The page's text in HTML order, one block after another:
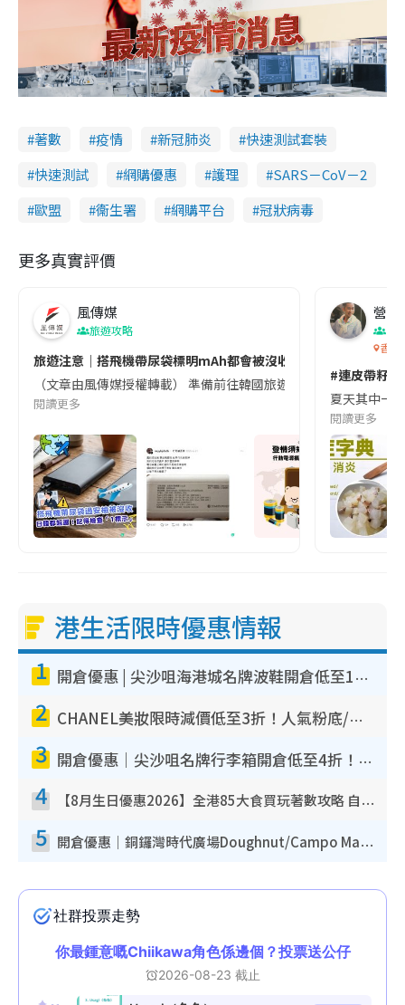
著數 疫情 新冠肺炎
快速測試套裝
快速測試
網購優惠 護理
SARS－CoV－2
歐盟
衞生署 網購平台 冠狀病毒
更多真實評價
風傳媒
旅遊攻略
旅遊注意｜搭飛機帶尿袋標明mAh都會被沒收😱出發前切記檢查
（文章由風傳媒授權轉載） 準備前往韓國旅遊的民眾，近期要
閱讀更多
營養
香港
#連皮帶籽
夏天其中一
閱讀更多
港生活限時優惠情報
1 開倉優惠 | 尖沙咀海港城名牌波鞋開倉低至1折！On鞋$899起／Joy&Peace鞋履$98起
2 CHANEL美妝限時減價低至3折！人氣粉底/唇膏/精華液低至$275！COCO香水都有平
3 開倉優惠｜尖沙咀名牌行李箱開倉低至4折！一連5日 American Tourister/ace./Hallmark $200起！
4 【8月生日優惠2026】全港85大食買玩著數攻略 自助餐/火鍋放題同行免費＋誠品/DONKI送現金券
5 開倉優惠｜銅鑼灣時代廣場Doughnut/Campo Marzio開倉低至1折！背囊、書包、手袋劈價$200起